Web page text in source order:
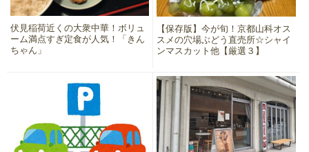
伏見稲荷近くの大衆中華！ボリュ
ーム満点すぎ定食が人気！「きん
ちゃん」
【保存版】今が旬！京都山科オス
スメの穴場ぶどう直売所☆シャイ
ンマスカット他【厳選３】